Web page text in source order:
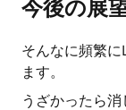
今後の展
そんなに頻繁
ます。
うざかったら消